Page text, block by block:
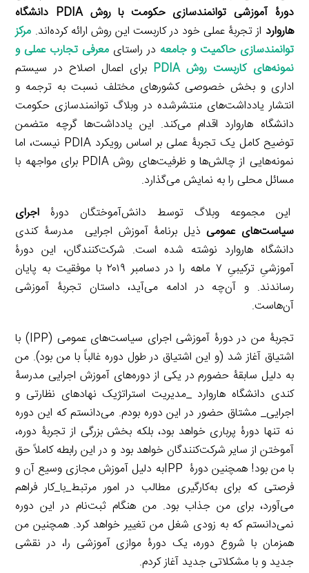
دورۀ آموزشی توانمندسازی حکومت با روش PDIA دانشگاه
هاروارد از تجربۀ عملی خود در کاربست این روش ارائه کرده‌اند. مرکز
توانمندسازی حاکمیت و جامعه در راستای معرفی تجارب عملی و
نمونه‌های کاربست روش PDIA
برای اعمال اصلاح در سیستم
اداری و بخش خصوصی کشورهای مختلف نسبت به ترجمه و
انتشار یادداشت‌های منتشرشده در وبلاگ توانمندسازی حکومت
دانشگاه هاروارد اقدام می‌کند. این یادداشت‌ها گرچه متضمن
توضیح کامل یک تجربۀ عملی بر اساس رویکرد PDIA نیست، اما
نمونه‌هایی از چالش‌ها و ظرفیت‌های روش PDIA برای مواجهه با
مسائل محلی را به نمایش می‌گذارد.
این مجموعه وبلاگ توسط دانش‌آموختگان دورۀ اجرای
سیاست‌های عمومیذیل برنامۀ آموزش اجرایی مدرسۀ کندی
دانشگاه هاروارد نوشته شده است. شرکت‌کنندگان، این دورۀ
آموزشیِ ترکیبیِ ۷ ماهه را در دسامبر ۲۰۱۹ با موفقیت به پایان
رساندند. و آن‌چه در ادامه می‌آید، داستان تجربۀ آموزشی
آن‌هاست.
تجربۀ من در دورۀ آموزشی اجرای سیاست‌های عمومی (IPP) با
اشتیاق آغاز شد (و این اشتیاق در طول دوره غالباً با من بود). من
به‌ دلیل سابقۀ حضورم در یکی از دوره‌های آموزش اجرایی مدرسۀ
کندی دانشگاه هاروارد _مدیریت استراتژیک نهاد‌های نظارتی و
اجرایی_ مشتاق حضور در این دوره بودم. می‌دانستم که این دوره
نه تنها دورۀ پرباری خواهد بود، بلکه بخش بزرگی از تجربۀ دوره،
آموختن از سایر شرکت‌کنندگان خواهد بود و در این رابطه کاملاً حق
با من بود! همچنین دورۀ IPPبه دلیل آموزش مجازی وسیع آن و
فرصتی که برای به‌کارگیری مطالب در امور مرتبط_با_کار فراهم
می‌آورد، برای من جذاب بود. من هنگام ثبت‌نام در این دوره
نمی‌دانستم که به زودی شغل من تغییر خواهد کرد. همچنین من
همزمان با شروع دوره، یک دورۀ موازی آموزشی را، در نقشی
جدید و با مشکلاتی جدید آغاز کردم.